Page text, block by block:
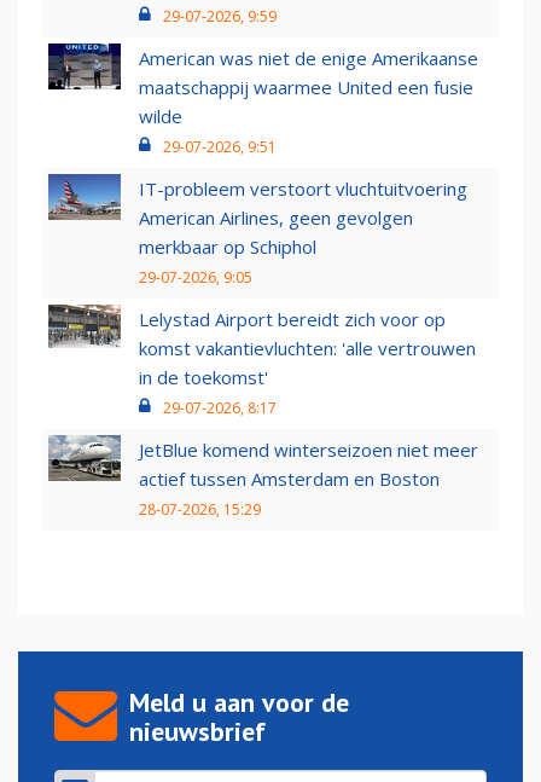
29-07-2026, 9:59
American was niet de enige Amerikaanse
maatschappij waarmee United een fusie
wilde
29-07-2026, 9:51
IT-probleem verstoort vluchtuitvoering
American Airlines, geen gevolgen
merkbaar op Schiphol
29-07-2026, 9:05
Lelystad Airport bereidt zich voor op
komst vakantievluchten: 'alle vertrouwen
in de toekomst'
29-07-2026, 8:17
JetBlue komend winterseizoen niet meer
actief tussen Amsterdam en Boston
28-07-2026, 15:29
Meld u aan voor de
nieuwsbrief